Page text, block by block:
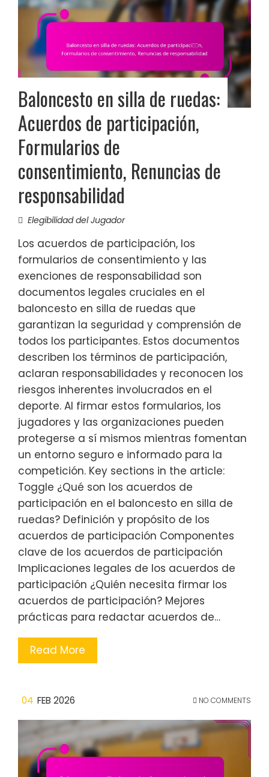
Baloncesto en silla de ruedas:
Acuerdos de participación,
Formularios de
consentimiento, Renuncias de
responsabilidad
Elegibilidad del Jugador
Los acuerdos de participación, los
formularios de consentimiento y las
exenciones de responsabilidad son
documentos legales cruciales en el
baloncesto en silla de ruedas que
garantizan la seguridad y comprensión de
todos los participantes. Estos documentos
describen los términos de participación,
aclaran responsabilidades y reconocen los
riesgos inherentes involucrados en el
deporte. Al firmar estos formularios, los
jugadores y las organizaciones pueden
protegerse a sí mismos mientras fomentan
un entorno seguro e informado para la
competición. Key sections in the article:
Toggle ¿Qué son los acuerdos de
participación en el baloncesto en silla de
ruedas? Definición y propósito de los
acuerdos de participación Componentes
clave de los acuerdos de participación
Implicaciones legales de los acuerdos de
participación ¿Quién necesita firmar los
acuerdos de participación? Mejores
prácticas para redactar acuerdos de…
Read More
04 FEB 2026 NO COMMENTS